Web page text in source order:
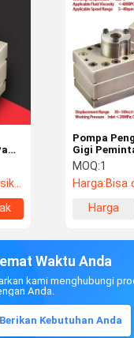
Pompa
Gigi
untuk
Viskositas
Industri
Pelapisan
MOQ:1
Harga:Bisa
Harga
Waktu Anda
kami menghubungi
Anda.
Berikan Kebutuhan Anda